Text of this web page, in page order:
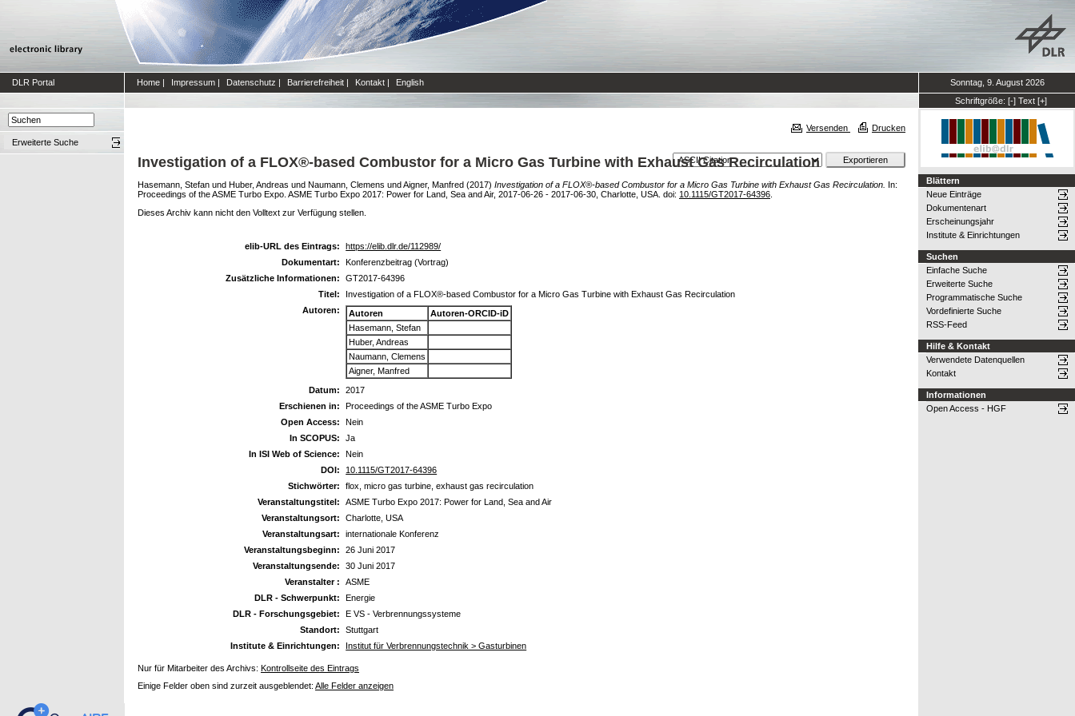
DLR Portal Home | Impressum | Datenschutz | Barrierefreiheit | Kontakt | English
Sonntag, 9. August 2026
Schriftgröße: [-] Text [+]
Erweiterte Suche
Versenden Drucken
Investigation of a FLOX®-based Combustor for a Micro Gas Turbine with Exhaust Gas Recirculation
Hasemann, Stefan und Huber, Andreas und Naumann, Clemens undAigner, Manfred (2017) Investigation of a FLOX®-based Combustor for a Micro Gas Turbine with Exhaust Gas Recirculation. In:
Proceedings of the ASME Turbo Expo. ASME Turbo Expo 2017: Power for Land, Sea and Air, 2017-06-26 - 2017-06-30, Charlotte, USA. doi: 10.1115/GT2017-64396
Dieses Archiv kann nicht den Volltext zur Verfügung stellen.
elib-URL des Eintrags:
https://elib.dlr.de/112989/
Dokumentart:
Konferenzbeitrag (Vortrag)
Zusätzliche Informationen:
GT2017-64396
Titel:
Investigation of a FLOX®-based Combustor for a Micro Gas Turbine with Exhaust Gas Recirculation
Autoren:
Autoren
Autoren-ORCID-iD
Hasemann, Stefan
Huber, Andreas
Naumann, Clemens
Aigner, Manfred
Datum:
2017
Erschienen in:
Proceedings of the ASME Turbo Expo
Open Access:
Nein
In SCOPUS:
Ja
In ISI Web of Science:
Nein
DOI:
10.1115/GT2017-64396
Stichwörter:
flox, micro gas turbine, exhaust gas recirculation
Veranstaltungstitel:
ASME Turbo Expo 2017: Power for Land, Sea and Air
Veranstaltungsort:
Charlotte, USA
Veranstaltungsart:
internationale Konferenz
Veranstaltungsbeginn:
26 Juni 2017
Veranstaltungsende:
30 Juni 2017
Veranstalter :
ASME
DLR - Schwerpunkt:
Energie
DLR - Forschungsgebiet:
E VS - Verbrennungssysteme
Standort:
Stuttgart
Institute & Einrichtungen:
Institut für Verbrennungstechnik > Gasturbinen
Nur für Mitarbeiter des Archivs: Kontrollseite des Eintrags
Einige Felder oben sind zurzeit ausgeblendet: Alle Felder anzeigen
Blättern
Neue Einträge
Dokumentenart
Erscheinungsjahr
Institute & Einrichtungen
Suchen
Einfache Suche
Erweiterte Suche
Programmatische Suche
Vordefinierte Suche
RSS-Feed
Hilfe & Kontakt
Verwendete Datenquellen
Kontakt
Informationen
Open Access - HGF